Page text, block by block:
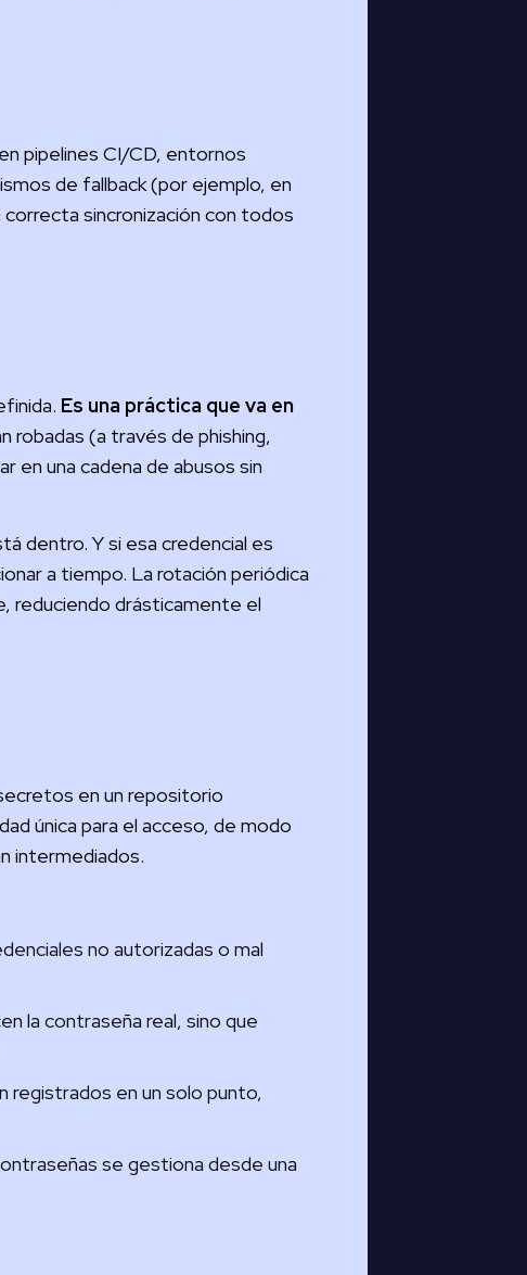
pipelines CI/CD, entornos
de fallback (por ejemplo, en
sincronización con todos
Es una práctica que va en
robadas (a través de phishing,
en una cadena de abusos sin
dentro. Y si esa credencial es
a tiempo. La rotación periódica
reduciendo drásticamente el
en un repositorio
única para el acceso, de modo
intermediados.
no autorizadas o mal
la contraseña real, sino que
registrados en un solo punto,
se gestiona desde una